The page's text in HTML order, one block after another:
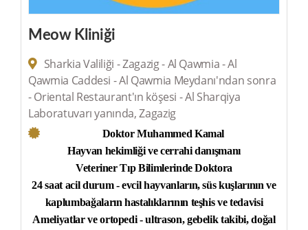
Meow Kliniği
Sharkia Valiliği - Zagazig - Al Qawmia - Al
Qawmia Caddesi - Al Qawmia Meydanı'ndan sonra
- Oriental Restaurant'ın köşesi - Al Sharqiya
Laboratuvarı yanında, Zagazig
Doktor Muhammed Kamal
Hayvan hekimliği ve cerrahi danışmanı
Veteriner Tıp Bilimlerinde Doktora
24 saat acil durum - evcil hayvanların, süs kuşlarının ve
kaplumbağaların hastalıklarının teşhis ve tedavisi
Ameliyatlar ve ortopedi - ultrason, gebelik takibi, doğal